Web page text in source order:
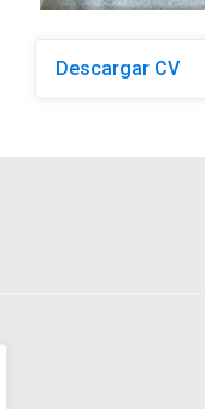
Descargar CV